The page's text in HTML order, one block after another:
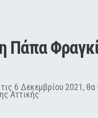
6 Δεκεμβρίου 2021,
Αττικής